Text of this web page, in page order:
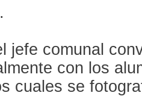
.
jefe comunal
con los
cuales se